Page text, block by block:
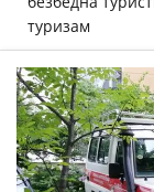
туризам